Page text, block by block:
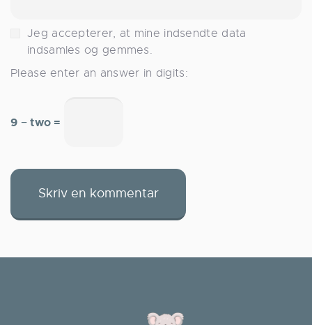
Jeg accepterer, at mine indsendte data
indsamles og gemmes.
Please enter an answer in digits:
9 − two =